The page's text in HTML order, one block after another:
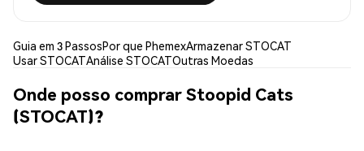
Guia em 3 PassosPor que PhemexArmazenar STOCAT
Usar STOCATAnálise STOCATOutras Moedas
Onde posso comprar Stoopid Cats
(STOCAT)?